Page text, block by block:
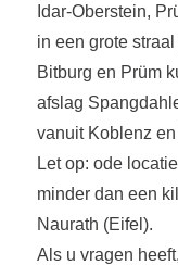
Idar-Oberstein,
in een grote
Bitburg en Prüm
afslag
vanuit Koblenz
Let op: ode
minder dan een
Naurath (Eifel).
Als u vragen